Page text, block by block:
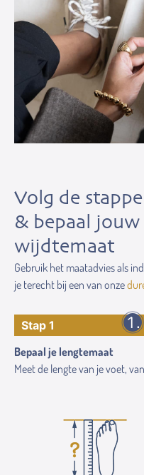
Volg de
& bepaal
wijdtemaat
Gebruik het maatadvies als
je terecht bij een van onze
Stap 1
Bepaal je lengtemaat
Meet de lengte van je voet,